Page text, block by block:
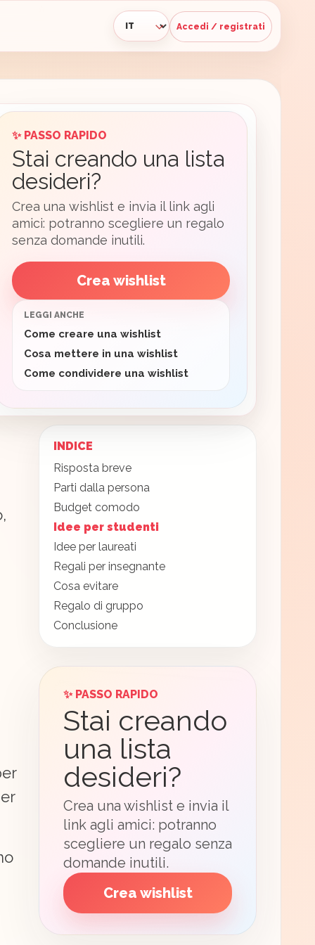
Lingua Accedi / registrati
✨ PASSO RAPIDO
Stai creando una lista
desideri?
Crea una wishlist e invia il link agli
amici: potranno scegliere un regalo
senza domande inutili.
Crea wishlist
LEGGI ANCHE
Come creare una wishlist
Cosa mettere in una wishlist
Come condividere una wishlist
INDICE
Risposta breve
Parti dalla persona
Budget comodo
Idee per studenti
Idee per laureati
Regali per insegnante
Cosa evitare
Regalo di gruppo
Conclusione
✨ PASSO RAPIDO
Stai creando
una lista
desideri?
Crea una wishlist e invia il
link agli amici: potranno
scegliere un regalo senza
domande inutili.
Crea wishlist